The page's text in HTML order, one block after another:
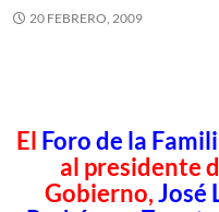
20 FEBRERO, 2009
El Foro de la
al presidente
Gobierno,José